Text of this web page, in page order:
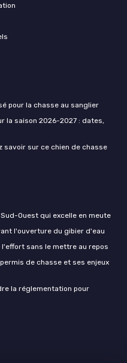
pour la chasse au sanglier
la saison 2026-2027 : dates,
savoir sur ce chien de chasse
Ouest qui excelle en meute
l'ouverture du gibier d'eau
sans le mettre au repos
de chasse et ses enjeux
la réglementation pour